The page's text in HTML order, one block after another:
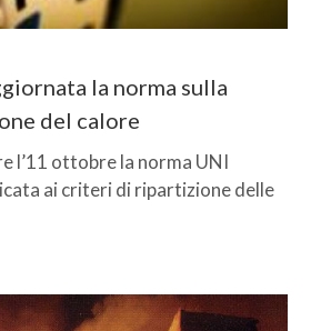
la norma sulla
del calore
l’11 ottobre la norma UNI
ai criteri di ripartizione delle